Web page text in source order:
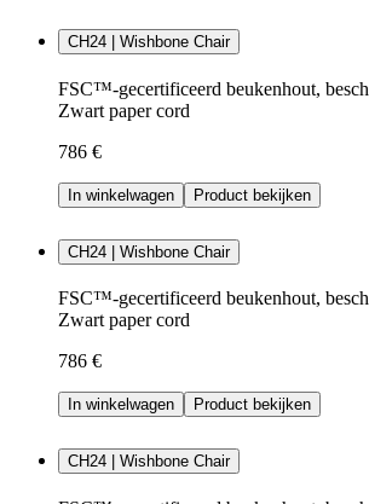
CH24 | Wishbone Chair
FSC™-gecertificeerd beukenhout,
Zwart paper cord
786 €
In winkelwagen Product bekijken
CH24 | Wishbone Chair
FSC™-gecertificeerd beukenhout,
Zwart paper cord
786 €
In winkelwagen Product bekijken
CH24 | Wishbone Chair